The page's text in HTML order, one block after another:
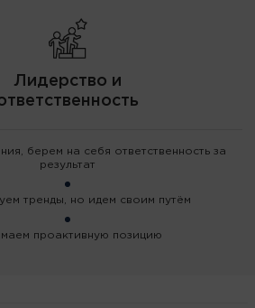
Лидерство и
берем на себя ответственность за
результат
тренды, но идем своим путём
проактивную позицию